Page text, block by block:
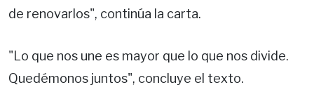
de renovarlos", continúa la carta.
"Lo que nos une es mayor que lo que nos divide.
Quedémonos juntos", concluye el texto.